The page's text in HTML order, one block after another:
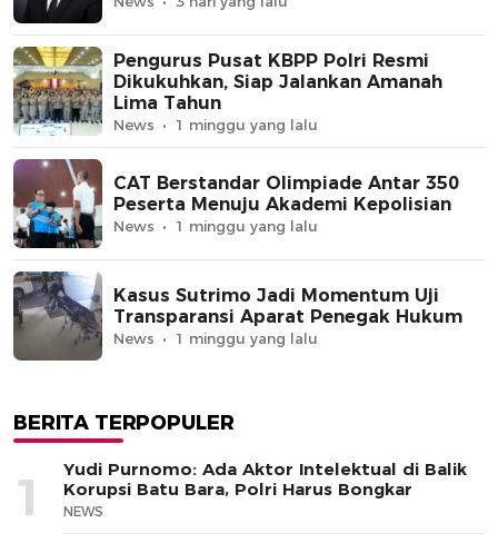
Pengurus Pusat KBPP Polri Resmi
Dikukuhkan, Siap Jalankan Amanah
Lima Tahun
News 1 minggu yang lalu
CAT Berstandar Olimpiade Antar 350
Peserta Menuju Akademi Kepolisian
News 1 minggu yang lalu
Kasus Sutrimo Jadi Momentum Uji
Transparansi Aparat Penegak Hukum
News 1 minggu yang lalu
BERITA TERPOPULER
1
Yudi Purnomo: Ada Aktor Intelektual di Balik
Korupsi Batu Bara, Polri Harus Bongkar
NEWS